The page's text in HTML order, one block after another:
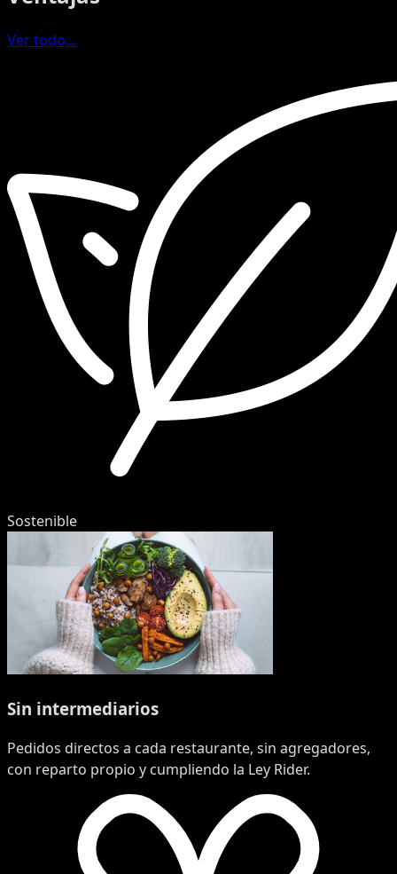
Ver todo...
Sostenible
Sin intermediarios
Pedidos directos a cada restaurante, sin agregadores,
con reparto propio y cumpliendo la Ley Rider.